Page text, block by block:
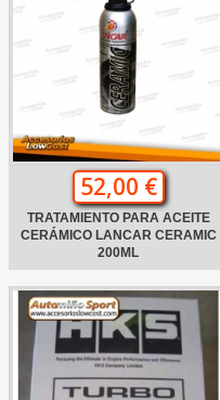
52,00 €
TRATAMIENTO PARA ACEITE
CERÁMICO LANCAR CERAMIC
200ML